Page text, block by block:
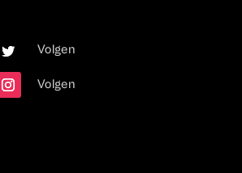
Volgen
Volgen